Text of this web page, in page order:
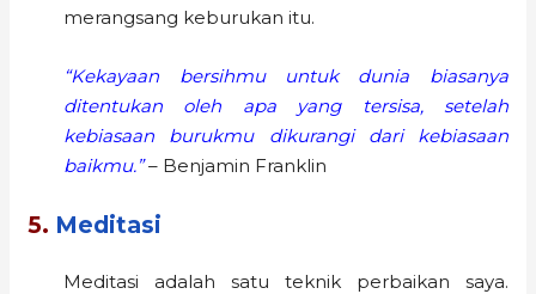
merangsang keburukan itu.
“Kekayaan bersihmu untuk dunia biasanya
ditentukan oleh apa yang tersisa, setelah
kebiasaan burukmu dikurangi dari kebiasaan
baikmu.”– Benjamin Franklin
5. Meditasi
Meditasi adalah satu teknik perbaikan saya.